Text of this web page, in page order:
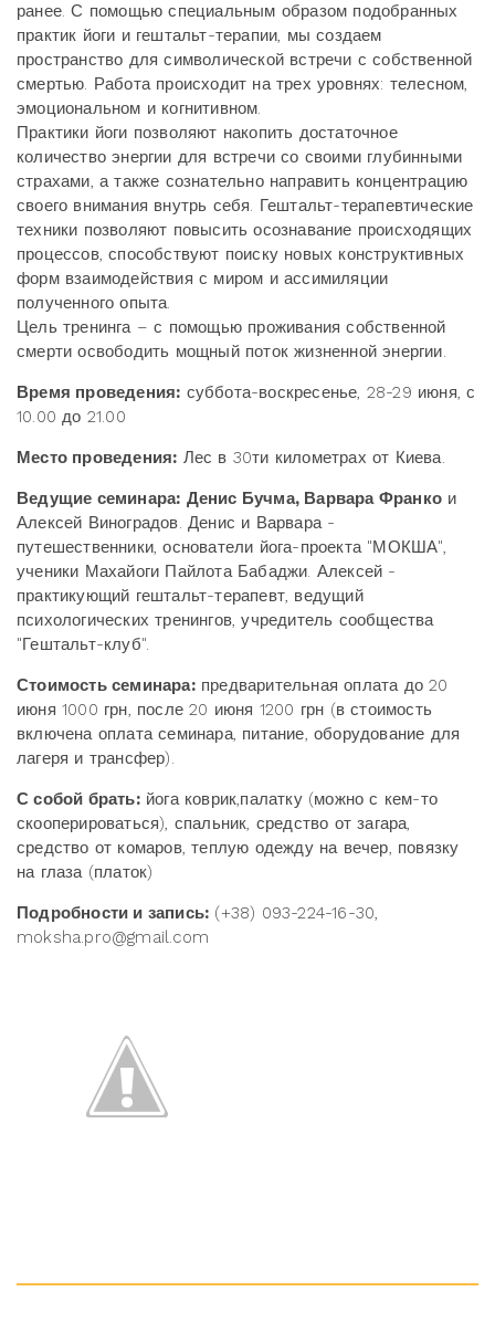
ранее. С помощью специальным образом подобранных
практик йоги и гештальт-терапии, мы создаем
пространство для символической встречи с собственной
смертью. Работа происходит на трех уровнях: телесном,
эмоциональном и когнитивном.
Практики йоги позволяют накопить достаточное
количество энергии для встречи со своими глубинными
страхами, а также сознательно направить концентрацию
своего внимания внутрь себя. Гештальт-терапевтические
техники позволяют повысить осознавание происходящих
процессов, способствуют поиску новых конструктивных
форм взаимодействия с миром и ассимиляции
полученного опыта.
Цель тренинга – с помощью проживания собственной
смерти освободить мощный поток жизненной энергии.
Время проведения: суббота-воскресенье, 28-29 июня, с
10.00 до 21.00
Место проведения: Лес в 30ти километрах от Киева.
Ведущие семинара: Денис Бучма, Варвара Франко и
Алексей Виноградов. Денис и Варвара -
путешественники, основатели йога-проекта "МОКША",
ученики Махайоги Пайлота Бабаджи. Алексей -
практикующий гештальт-терапевт, ведущий
психологических тренингов, учредитель сообщества
"Гештальт-клуб".
Стоимость семинара:предварительная оплата до 20
июня 1000 грн, после 20 июня 1200 грн (в стоимость
включена оплата семинара, питание, оборудование для
лагеря и трансфер).
С собой брать:йога коврик,палатку (можно с кем-то
скооперироваться), спальник, средство от загара,
средство от комаров, теплую одежду на вечер, повязку
на глаза (платок)
Подробности и запись: (+38) 093-224-16-30,
moksha.pro@gmail.com